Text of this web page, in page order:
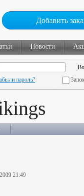
Добавить
Новости
пароль?
21:49